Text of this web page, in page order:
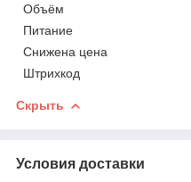
Объём
Питание
Снижена цена
Штрихкод
Скрыть
Условия доставки